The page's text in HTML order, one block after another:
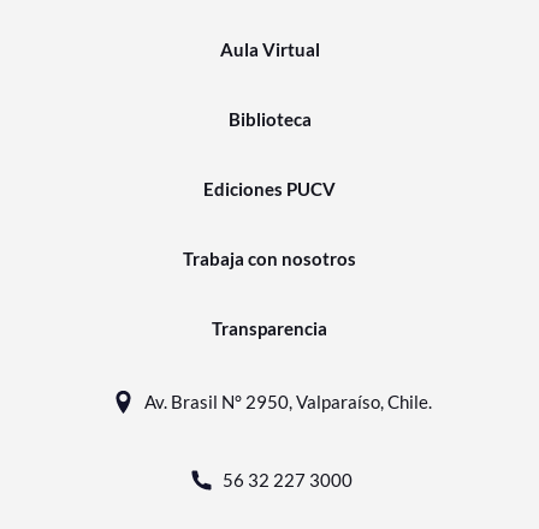
Aula Virtual
Biblioteca
Ediciones PUCV
Trabaja con nosotros
Transparencia
Av. Brasil N° 2950, Valparaíso, Chile.
56 32 227 3000